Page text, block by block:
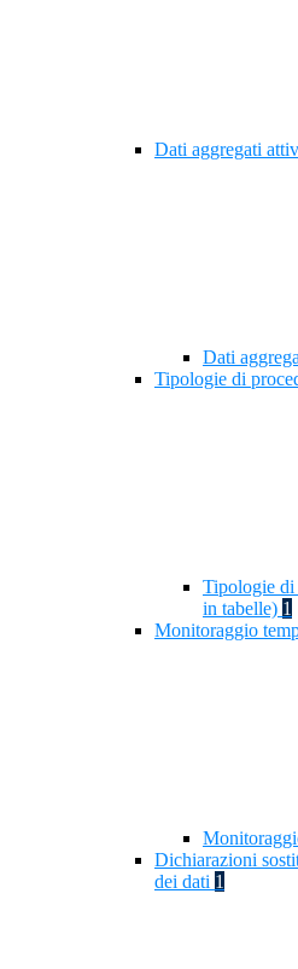
Dati aggregati
Dati
Tipologie di
Tipologie di
in tabelle) 1
Monitoraggio
Dichiarazioni
dei dati 1